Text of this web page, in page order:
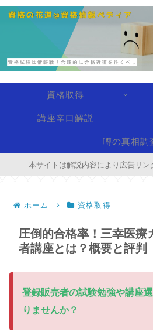
資格取得
講座辛口解説
噂の真相調
本サイトは解説内容により広告リン
ホーム 資格取得
圧倒的合格率！三幸医療
者講座とは？概要と評判
登録販売者の試験勉強や講座
りませんか？